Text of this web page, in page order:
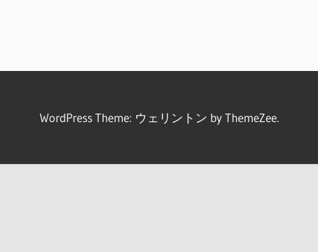
WordPress Theme: ウェリントン by ThemeZee.